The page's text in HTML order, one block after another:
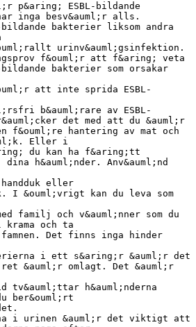
p&aring; ESBL-bildande
inga besv&auml;r alls.
bildande bakterier liksom andra
urinv&auml;gsinfektion.
f&ouml;r att f&aring; veta
bildande bakterier som orsakar
att inte sprida ESBL-
b&auml;rare av ESBL-
det med att du &auml;r
f&ouml;re hantering av mat och
Eller i
du kan ha f&aring;tt
h&auml;nder. Anv&auml;nd
eller
I &ouml;vrigt kan du leva som
familj och v&auml;nner som du
och ta
Det finns inga hinder
i ett s&aring;r &auml;r det
&auml;r omlagt. Det &auml;r
h&auml;nderna
ber&ouml;rt
i urinen &auml;r det viktigt att